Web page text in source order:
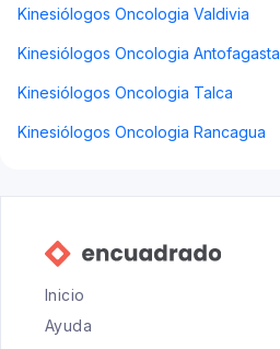
Kinesiólogos Oncologia Valdivia
Kinesiólogos Oncologia Antofagasta
Kinesiólogos Oncologia Talca
Kinesiólogos Oncologia Rancagua
Inicio
Ayuda